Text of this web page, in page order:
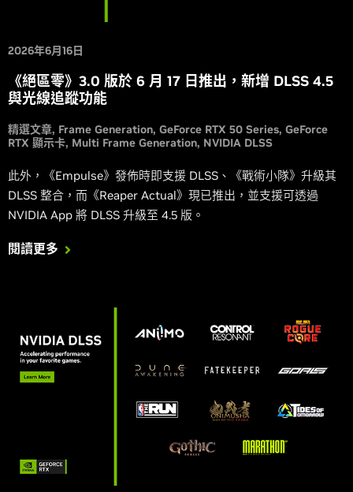
2026年6月16日
《絕區零》3.0 版於 6 月 17 日推出，新增 DLSS 4.5
與光線追蹤功能
精選文章 Frame Generation GeForce RTX 50 Series GeForce
RTX 顯示卡 Multi Frame Generation NVIDIA DLSS
此外，《Empulse》發佈時即支援 DLSS、《戰術小隊》升級其
DLSS 整合，而《Reaper Actual》現已推出，並支援可透過
NVIDIA App 將 DLSS 升級至 4.5 版。
閱讀更多